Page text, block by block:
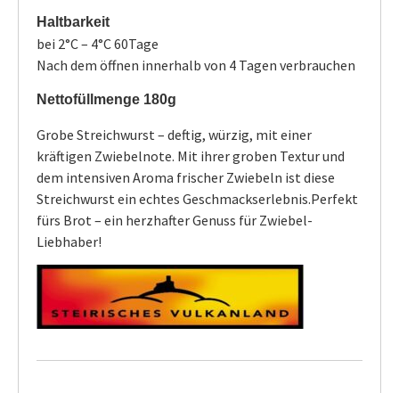
Haltbarkeit
bei 2°C – 4°C 60Tage
Nach dem öffnen innerhalb von 4 Tagen verbrauchen
Nettofüllmenge 180g
Grobe Streichwurst – deftig, würzig, mit einer
kräftigen Zwiebelnote. Mit ihrer groben Textur und
dem intensiven Aroma frischer Zwiebeln ist diese
Streichwurst ein echtes Geschmackserlebnis.Perfekt
fürs Brot – ein herzhafter Genuss für Zwiebel-
Liebhaber!